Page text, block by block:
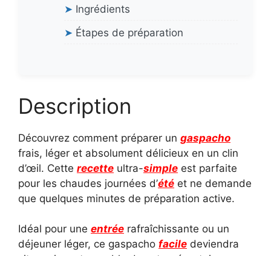
➤ Ingrédients
➤ Étapes de préparation
Description
Découvrez comment préparer un gaspacho
frais, léger et absolument délicieux en un clin
d’œil. Cette recette ultra-simple est parfaite
pour les chaudes journées d’été et ne demande
que quelques minutes de préparation active.
Idéal pour une entrée rafraîchissante ou un
déjeuner léger, ce gaspacho facile deviendra